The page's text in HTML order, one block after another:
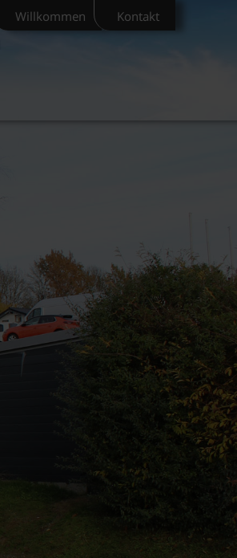
Willkommen Kontakt